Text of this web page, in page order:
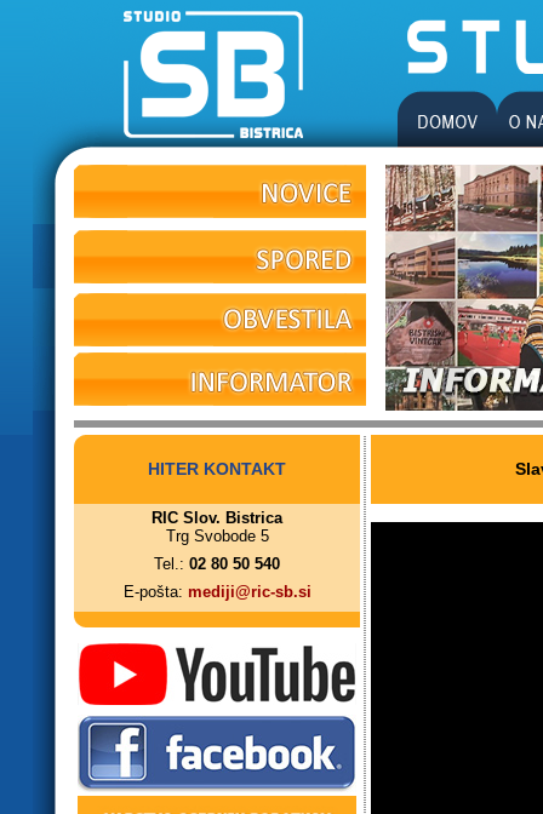
HITER KONTAKT
RIC Slov. Bistrica
Trg Svobode 5
Tel.: 02 80 50 540
E-pošta: mediji@ric-sb.si